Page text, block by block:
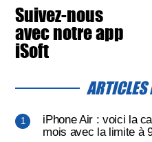
Suivez-nous
avec notre app
iSoft
iPhone Air : voici la
mois avec la limite à